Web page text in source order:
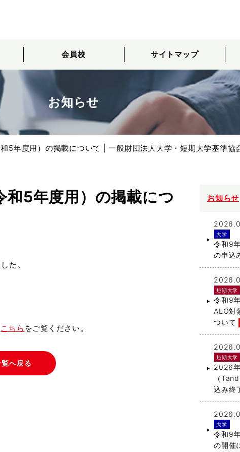
会員校 サイトマップ
お知らせ
5年度用）の掲載について | 一般財団法人大学・短期大学基準協
和5年度用）の掲載につ
た。
こちら をご覧ください。
へ戻る
お知らせ
大学
令和9
の申込
短期大学
令和9
ALO対
ついて
短期大学
2026
（
込み終
大学
令和9
の開催